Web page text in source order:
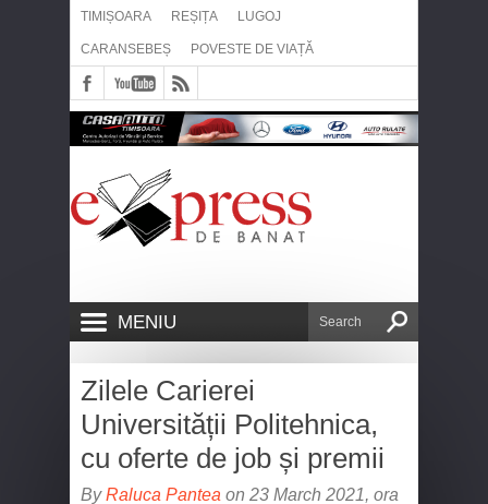
TIMIȘOARA REȘIȚA LUGOJ
CARANSEBEȘ POVESTE DE VIAȚĂ
MENIU
Zilele Carierei
Universității Politehnica,
cu oferte de job și premii
ByRaluca Pantea on 23 March 2021, ora